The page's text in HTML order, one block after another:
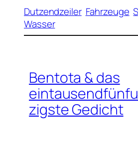
Dutzendzeiler Fahrzeuge
Wasser
Bentota & das
zigste Gedicht